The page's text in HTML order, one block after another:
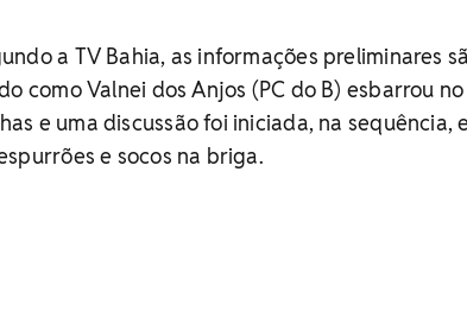
a TV Bahia, as informações preliminares
como Valnei dos Anjos (PC do B) esbarrou
e uma discussão foi iniciada, na sequência,
e socos na briga.